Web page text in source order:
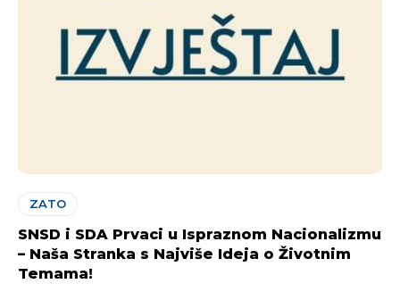
ZATO
SNSD i SDA Prvaci u Ispraznom Nacionalizmu
– Naša Stranka s Najviše Ideja o Životnim
Temama!